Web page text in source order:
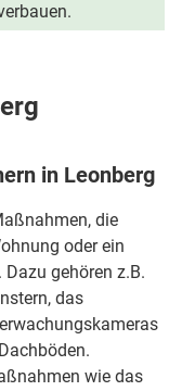
in Leonberg
die
oder ein
gehören z.B.
das
wie das